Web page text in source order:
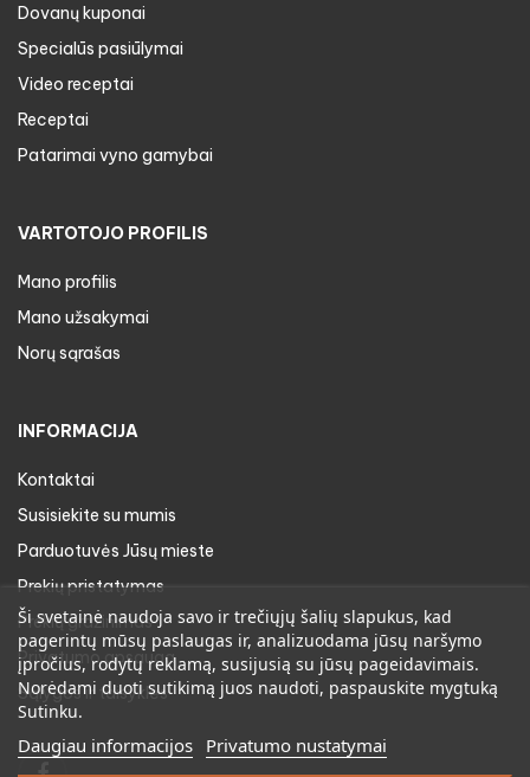
Dovanų kuponai
Specialūs pasiūlymai
Video receptai
Receptai
Patarimai vyno gamybai
VARTOTOJO PROFILIS
Mano profilis
Mano užsakymai
Norų sąrašas
INFORMACIJA
Kontaktai
Susisiekite su mumis
Parduotuvės Jūsų mieste
Prekių pristatymas
Prekių gražinimas
Privatumo apsauga
Sąlygos ir taisyklės
Ši svetainė naudoja savo ir trečiųjų šalių slapukus, kad
pagerintų mūsų paslaugas ir, analizuodama jūsų naršymo
įpročius, rodytų reklamą, susijusią su jūsų pageidavimais.
Norėdami duoti sutikimą juos naudoti, paspauskite mygtuką
Sutinku.
Daugiau informacijos Privatumo nustatymai